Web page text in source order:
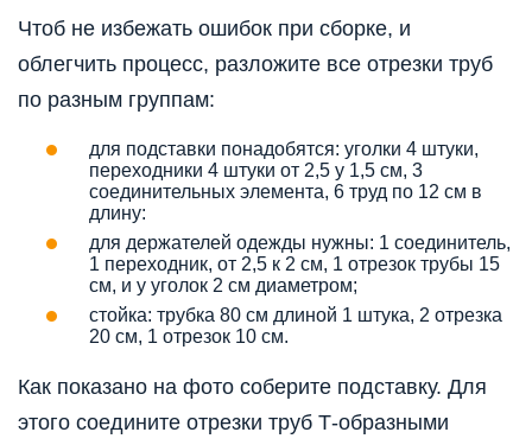
Чтоб не избежать ошибок при сборке, и
облегчить процесс, разложите все отрезки труб
по разным группам:
для подставки понадобятся: уголки 4 штуки,
переходники 4 штуки от 2,5 у 1,5 см, 3
соединительных элемента, 6 труд по 12 см в
длину:
для держателей одежды нужны: 1 соединитель,
1 переходник, от 2,5 к 2 см, 1 отрезок трубы 15
см, и у уголок 2 см диаметром;
стойка: трубка 80 см длиной 1 штука, 2 отрезка
20 см, 1 отрезок 10 см.
Как показано на фото соберите подставку. Для
этого соедините отрезки труб Т-образными